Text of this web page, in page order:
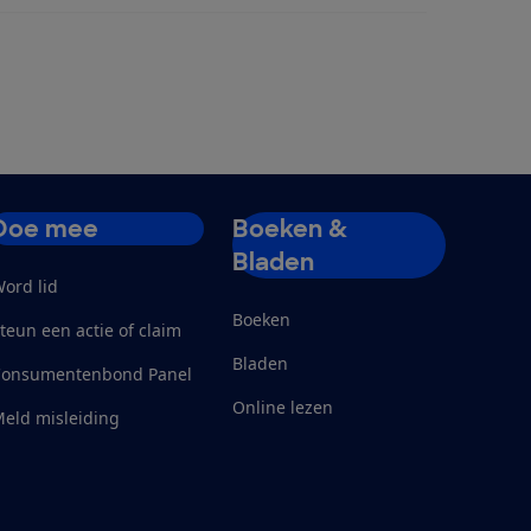
mee
lid
een actie of claim
Panel
misleiding
Boeken &
Bladen
Boeken
Bladen
Online lezen